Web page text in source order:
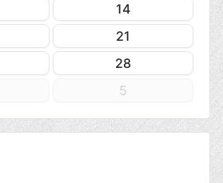
14
21
28
5